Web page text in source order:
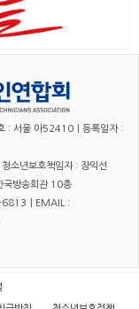
: 서울 아52410｜등록일자 :
소년보호책임자 : 장익선
방송회관 10층
｜EMAIL :